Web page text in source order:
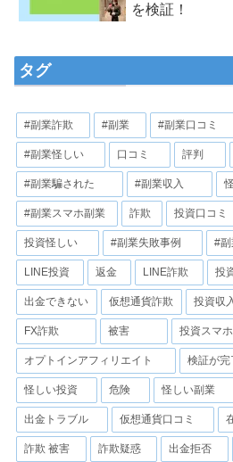
を検証！
タグ
#副業詐欺 #副業 #副業口コミ
#副業怪しい 口コミ 評判
#副業騙された #副業収入
#副業スマホ副業 詐欺 投資口コミ
投資怪しい #副業失敗事例 #副
LINE投資 返金 LINE詐欺 投
出金できない 仮想通貨詐欺 投資収入
FX詐欺 被害 投資スマ
オプトインアフィリエイト 検証が完
怪しい投資 危険 怪しい副業
出金トラブル 仮想通貨口コミ
詐欺 被害 詐欺疑惑 出金拒否